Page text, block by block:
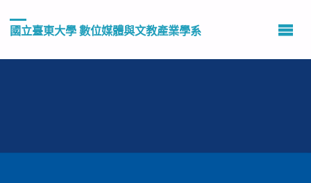
國立臺東大學 數位媒體與文教產業學系